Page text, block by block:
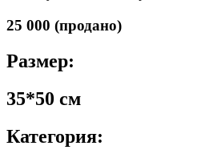
25 000 (продано)
Размер:
35*50 см
Категория: